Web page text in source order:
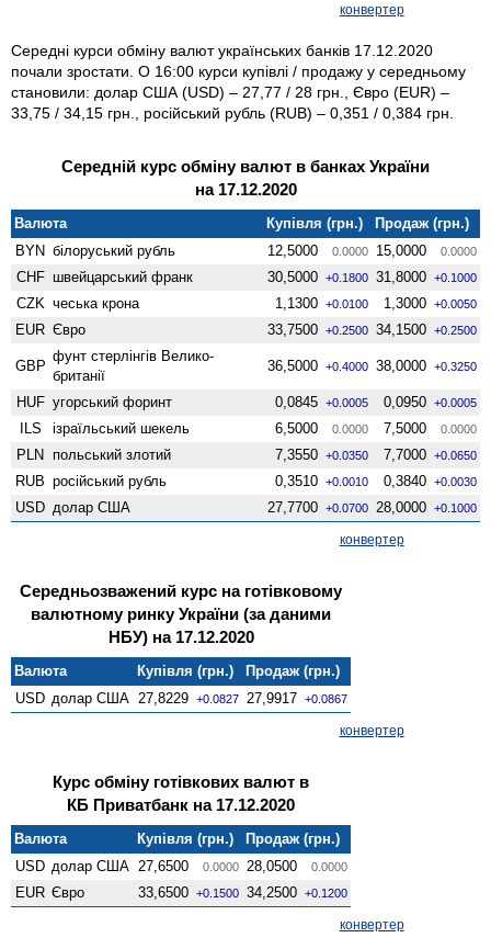
конвертер
Середні курси обміну валют українських банків 17.12.2020
почали зростати. О 16:00 курси купівлі / продажу у середньому
становили: долар США (USD) – 27,77 / 28 грн., Євро (EUR) –
33,75 / 34,15 грн., російський рубль (RUB) – 0,351 / 0,384 грн.
Середній курс обміну валют в банках України
на 17.12.2020
Валюта Купівля (грн.)
Продаж (грн.)
BYN білоруський рубль 12,5000 0.0000 15,0000 0.0000
CHF швейцарський франк 30,5000 +0.1800 31,8000 +0.1000
CZK чеська крона 1,1300 +0.0100 1,3000 +0.0050
EUR Євро 33,7500 +0.2500 34,1500 +0.2500
GBP
фунт стерлінгів Велико­
британії
36,5000 +0.4000 38,0000 +0.3250
HUF угорський форинт 0,0845 +0.0005 0,0950 +0.0005
ILS ізраїльський шекель 6,5000 0.0000 7,5000 0.0000
PLN польський злотий 7,3550 +0.0350 7,7000 +0.0650
RUB російський рубль 0,3510 +0.0010 0,3840 +0.0030
USD долар США 27,7700 +0.0700 28,0000 +0.1000
конвертер
Середньозважений курс на готівковому
валютному ринку України (за даними
НБУ) на 17.12.2020
Валюта Купівля (грн.)
Продаж (грн.)
USD долар США 27,8229 +0.0827 27,9917 +0.0867
конвертер
Курс обміну готівкових валют в
КБ Приватбанк на 17.12.2020
Валюта Купівля (грн.)
Продаж (грн.)
USD долар США 27,6500 0.0000 28,0500 0.0000
EUR Євро 33,6500 +0.1500 34,2500 +0.1200
конвертер